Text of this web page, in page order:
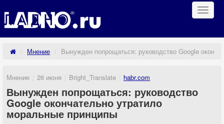
Мнение Вынужден попрощаться: руководство Google
Мнение 26 июня Bright_Translate habr.com
Вынужден попрощаться: руководство
Google окончательно утратило
моральные принципы